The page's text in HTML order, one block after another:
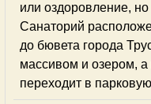
или оздоровление,
Санаторий
до бювета города
массивом и озером, а
переходит в